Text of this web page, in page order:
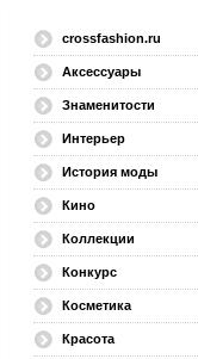
crossfashion.ru
Аксессуары
Знаменитости
Интерьер
История моды
Кино
Коллекции
Конкурс
Косметика
Красота